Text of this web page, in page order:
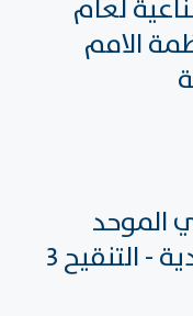
لعام
الامم
الموحد
لجميع الأنشطة الأقتصادية - التنقيح 3